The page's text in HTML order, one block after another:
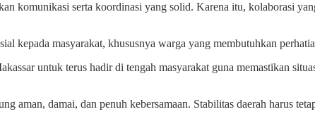
komunikasi serta koordinasi yang solid. Karena itu, kolaborasi
kepada masyarakat, khususnya warga yang membutuhkan
untuk terus hadir di tengah masyarakat guna memastikan
aman, damai, dan penuh kebersamaan. Stabilitas daerah harus